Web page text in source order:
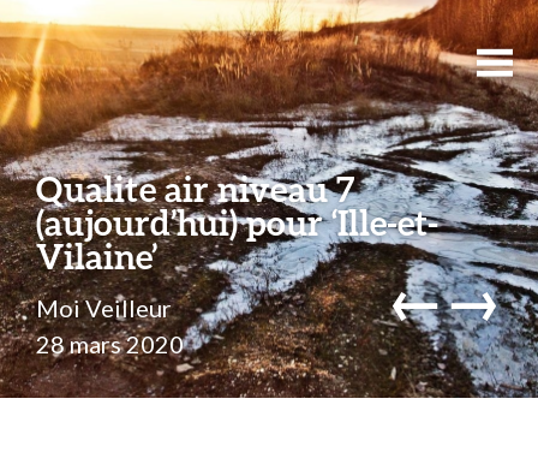
Qualite air niveau 7
(aujourd’hui) pour ‘Ille-et-
Vilaine’
Moi Veilleur
28 mars 2020
←→